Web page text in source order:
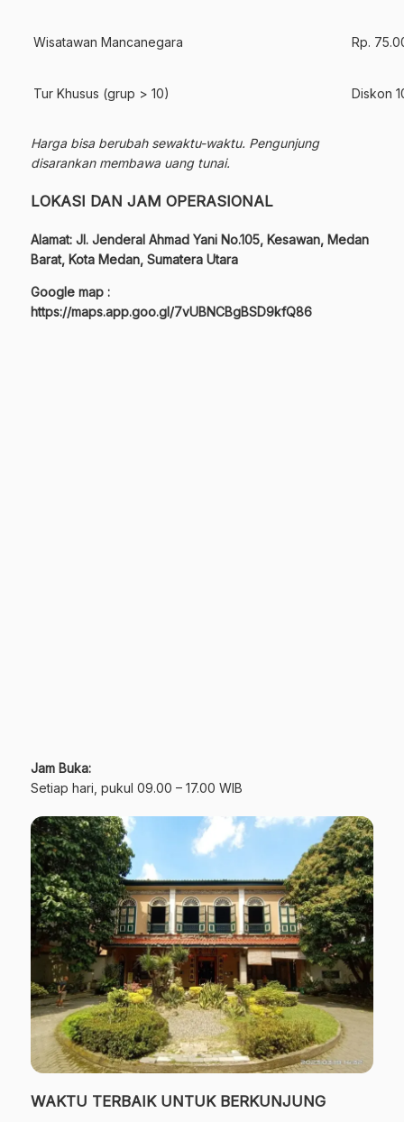
Wisatawan Mancanegara Rp.
Tur Khusus (grup > 10) Diskon
Harga bisa berubah sewaktu-waktu. Pengunjung
disarankan membawa uang tunai.
LOKASI DAN JAM OPERASIONAL
Alamat: Jl. Jenderal Ahmad Yani No.105, Kesawan, Medan
Barat, Kota Medan, Sumatera Utara
Google map :
https://maps.app.goo.gl/7vUBNCBgBSD9kfQ86
Jam Buka:
Setiap hari, pukul 09.00 – 17.00 WIB
WAKTU TERBAIK UNTUK BERKUNJUNG